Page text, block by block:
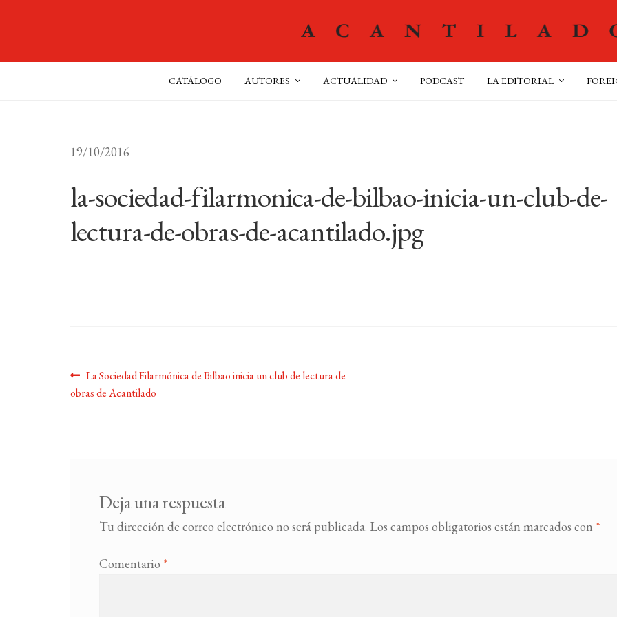
CATÁLOGO AUTORES ACTUALIDAD PODCAST LA EDITORIAL
19/10/2016
la-sociedad-filarmonica-de-bilbao-inicia-un-club-de-
lectura-de-obras-de-acantilado.jpg
Navegación
de
Anterior:
La Sociedad Filarmónica de Bilbao inicia un club de lectura de
obras de Acantilado
Deja una respuesta
Tu dirección de correo electrónico no será publicada. Los campos obligatorios están marcados con *
Comentario *